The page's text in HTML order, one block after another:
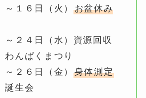
～１６日（火） お盆休み
～２４日（水）資源回収
わんぱくまつり
～２６日（金） 身体測定
誕生会